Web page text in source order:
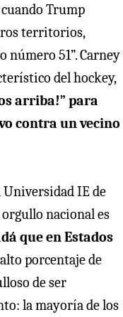
Trump
territorios,
número 51”. Carney
del hockey,
arriba!” para
contra un vecino
IE de
orgullo nacional es
que en Estados
porcentaje de
de ser
la mayoría de los